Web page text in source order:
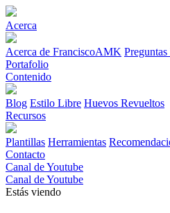
Acerca
Acerca de FranciscoAMK
Portafolio
Contenido
Blog Estilo Libre Huevos Revueltos
Recursos
Plantillas Herramientas
Contacto
Canal de Youtube
Canal de Youtube
Estás viendo